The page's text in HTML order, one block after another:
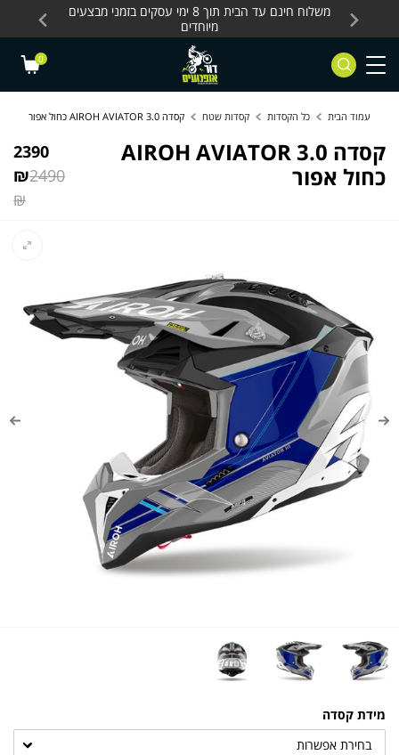
Skip to Content
Contact Us
כלים חשמליים
משלוח חינם עד הבית תוך 8 ימי עסקים בזמני מבצעים
מיוחדים
0
עמוד הבית כל הקסדות קסדות שטח קסדה AIROH AVIATOR 3.0 כחול אפור
קסדה AIROH AVIATOR 3.0
כחול אפור
2390
₪2490
₪
מידת קסדה
בחירת אפשרות